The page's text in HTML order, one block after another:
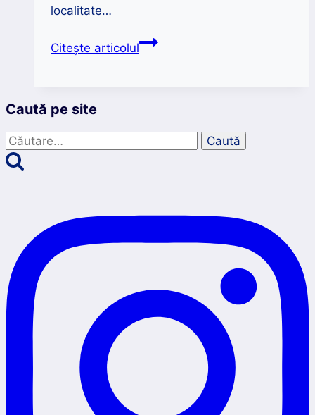
localitate…
Citește articolulHotelul
te
Caută pe site
Caută
după: